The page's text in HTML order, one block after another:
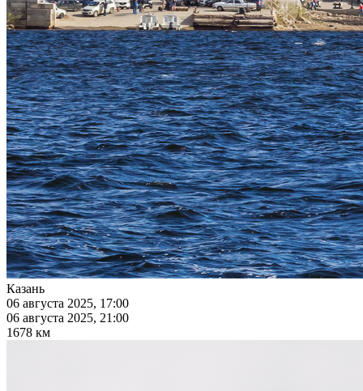
Казань
06 августа 2025, 17:00
06 августа 2025, 21:00
1678 км